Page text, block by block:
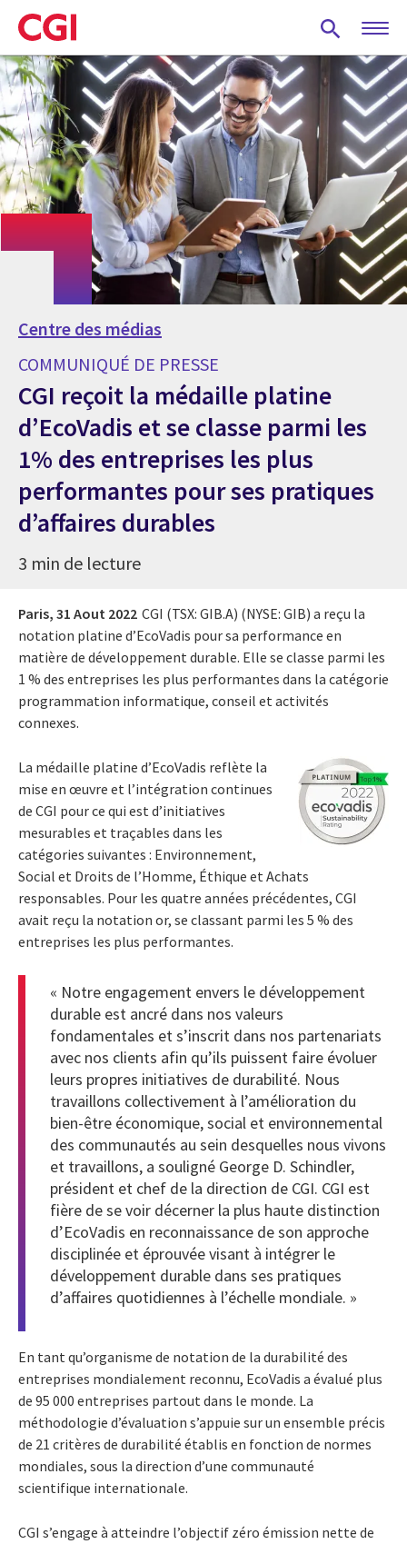
Skip
to
main
content
Centre des médias
COMMUNIQUÉ DE PRESSE
CGI reçoit la médaille platine
d’EcoVadis et se classe parmi les
1% des entreprises les plus
performantes pour ses pratiques
d’affaires durables
3 min de lecture
Paris, 31 Aout 2022 CGI (TSX: GIB.A) (NYSE: GIB) a reçu la
notation platine d’EcoVadis pour sa performance en
matière de développement durable. Elle se classe parmi les
1 % des entreprises les plus performantes dans la catégorie
programmation informatique, conseil et activités
connexes.
La médaille platine d’EcoVadis reflète la
mise en œuvre et l’intégration continues
de CGI pour ce qui est d’initiatives
mesurables et traçables dans les
catégories suivantes : Environnement,
Social et Droits de l’Homme, Éthique et Achats
responsables. Pour les quatre années précédentes, CGI
avait reçu la notation or, se classant parmi les 5 % des
entreprises les plus performantes.
« Notre engagement envers le développement
durable est ancré dans nos valeurs
fondamentales et s’inscrit dans nos partenariats
avec nos clients afin qu’ils puissent faire évoluer
leurs propres initiatives de durabilité. Nous
travaillons collectivement à l’amélioration du
bien-être économique, social et environnemental
des communautés au sein desquelles nous vivons
et travaillons, a souligné George D. Schindler,
président et chef de la direction de CGI. CGI est
fière de se voir décerner la plus haute distinction
d’EcoVadis en reconnaissance de son approche
disciplinée et éprouvée visant à intégrer le
développement durable dans ses pratiques
d’affaires quotidiennes à l’échelle mondiale. »
En tant qu’organisme de notation de la durabilité des
entreprises mondialement reconnu, EcoVadis a évalué plus
de 95 000 entreprises partout dans le monde. La
méthodologie d’évaluation s’appuie sur un ensemble précis
de 21 critères de durabilité établis en fonction de normes
mondiales, sous la direction d’une communauté
scientifique internationale.
CGI s’engage à atteindre l’objectif zéro émission nette de